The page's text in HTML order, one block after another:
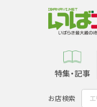
特集・記事
お店検索